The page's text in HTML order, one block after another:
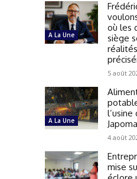
A La Une
où les
siège
5 août
A La Une
Japoma
4 août
mise